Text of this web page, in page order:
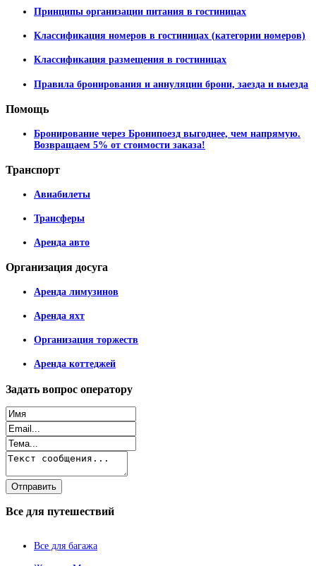
Принципы организации питания в гостиницах
Классификация номеров в гостиницах (категории номеров)
Классификация размещения в гостиницах
Правила бронирования и аннуляции брони, заезда и выезда
Помощь
Бронирование через Бронипоезд выгоднее, чем напрямую.
Возвращаем 5% от стоимости заказа!
Транспорт
Авиабилеты
Трансферы
Аренда авто
Организация досуга
Аренда лимузинов
Аренда яхт
Организация торжеств
Аренда коттеджей
Задать вопрос оператору
Все для путешествий
Все для багажа